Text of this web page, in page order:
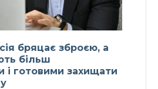
бряцає зброєю, а
більш
і готовими захищати